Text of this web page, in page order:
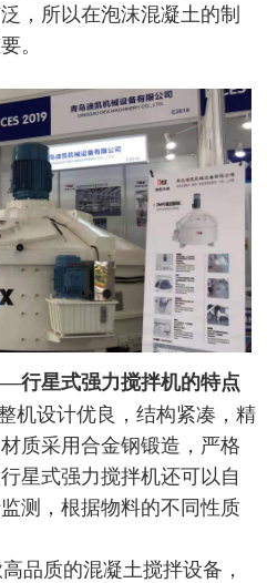
，所以在泡沫混凝土的制
。
行星式强力搅拌机的特点
机设计优良，结构紧凑，精
质采用合金钢锻造，严格
星式强力搅拌机还可以自
测，根据物料的不同性质
品质的混凝土搅拌设备，